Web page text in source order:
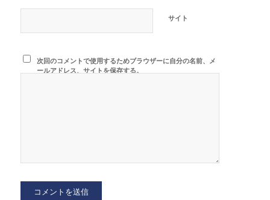
サイト
次回のコメントで使用するためブラウザーに自分の名前、メ
ールアドレス、サイトを保存する。